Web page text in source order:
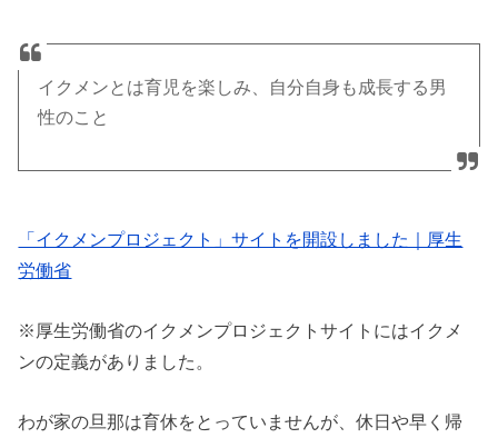
イクメンとは育児を楽しみ、自分自身も成長する男
性のこと
「イクメンプロジェクト」サイトを開設しました｜厚生
労働省
※厚生労働省のイクメンプロジェクトサイトにはイクメ
ンの定義がありました。
わが家の旦那は育休をとっていませんが、休日や早く帰